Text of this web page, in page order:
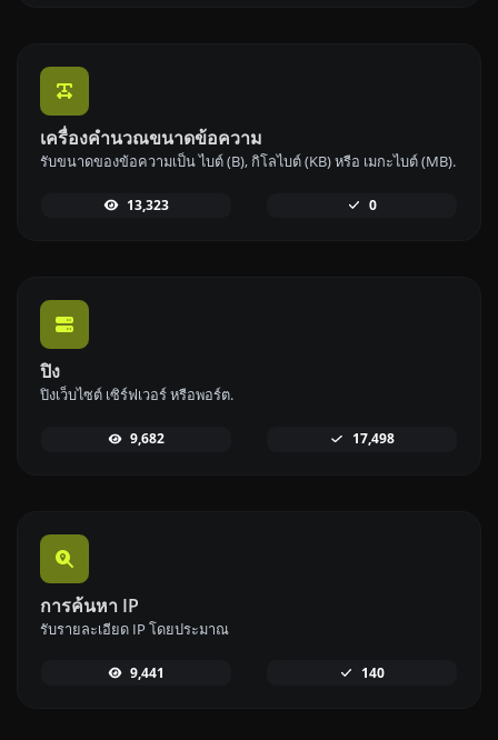
เครื่องคำนวณขนาดข้อความ
รับขนาดของข้อความเป็น ไบต์ (B), กิโลไบต์ (KB) หรือ เมกะไบต์ (MB).
13,323 0
ปิง
ปิงเว็บไซต์ เซิร์ฟเวอร์ หรือพอร์ต.
9,682 17,498
การค้นหา IP
รับรายละเอียด IP โดยประมาณ
9,441 140